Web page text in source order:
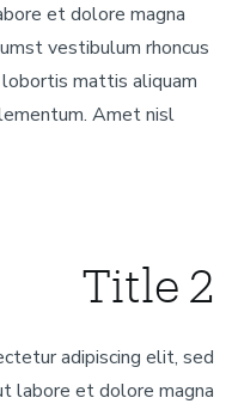
et dolore magna
vestibulum rhoncus
mattis aliquam
Amet nisl
Title 2
adipiscing elit, sed
labore et dolore magna